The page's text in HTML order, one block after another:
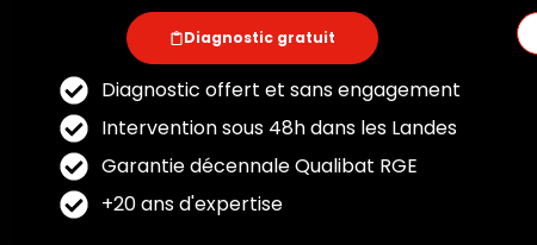
Diagnostic gratuit
Diagnostic offert et sans engagement
Intervention sous 48h dans les Landes
Garantie décennale Qualibat RGE
+20 ans d'expertise